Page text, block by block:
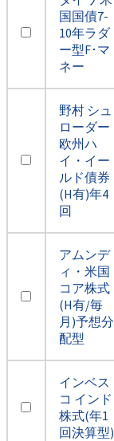
国国債7-
10年ラダ
ー型F･マ
ネー
野村 シュ
ローダー
欧州ハ
イ・イー
ルド債券
(H有)年4
回
アムンデ
ィ・米国
コア株式
(H有/毎
月)予想分
配型
インベス
コ インド
株式(年1
回決算型)